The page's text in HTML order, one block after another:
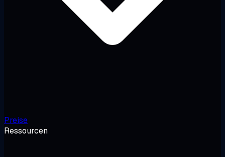
Preise
Ressourcen